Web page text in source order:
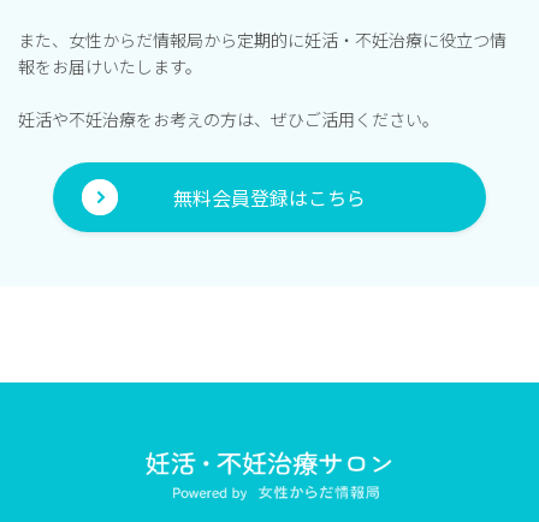
また、女性からだ情報局から定期的に妊活・不妊治療に役立つ情
報をお届けいたします。
妊活や不妊治療をお考えの方は、ぜひご活用ください。
無料会員登録はこちら